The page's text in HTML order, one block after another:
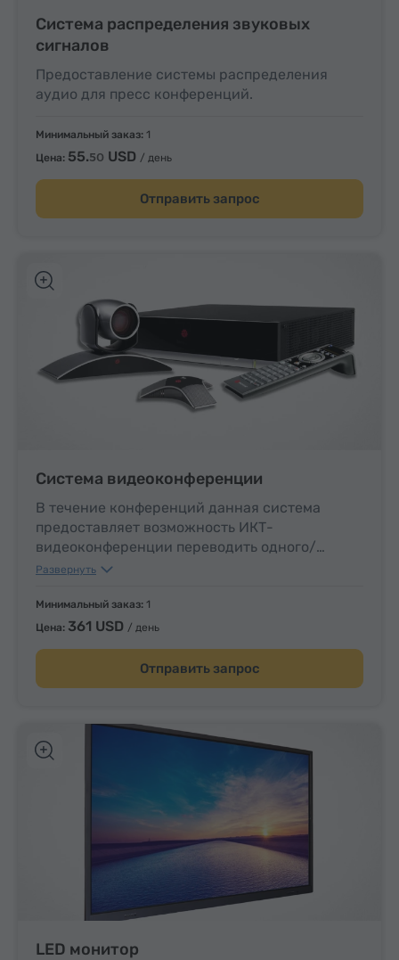
Система распределения звуковых
сигналов
Предоставление системы распределения
аудио для пресс конференций.
Минимальный заказ: 1
Цена: 55.50 USD / день
Отправить запрос
Система видеоконференции
В течение конференций данная система
предоставляет возможность ИКТ-
видеоконференции переводить одного/
нескольких выступающих, обеспечивая при
и выступающими, а также статичное
изображение участников для переводчика.
Развернуть
Минимальный заказ: 1
Цена: 361 USD / день
Отправить запрос
LED монитор